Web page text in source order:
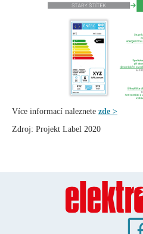
Více informací naleznete zde >
Zdroj: Projekt Label 2020